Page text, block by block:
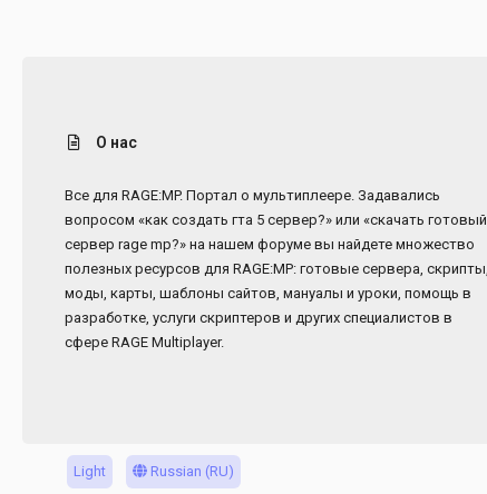
О нас
Все для RAGE:MP. Портал о мультиплеере. Задавались
вопросом «как создать гта 5 сервер?» или «скачать готовый
сервер rage mp?» на нашем форуме вы найдете множество
полезных ресурсов для RAGE:MP: готовые сервера, скрипты,
моды, карты, шаблоны сайтов, мануалы и уроки, помощь в
разработке, услуги скриптеров и других специалистов в
сфере RAGE Multiplayer.
Light Russian (RU)